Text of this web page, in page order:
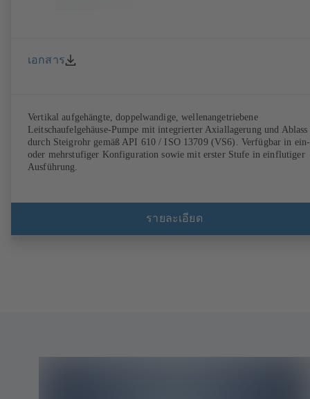
เอกสาร
Vertikal aufgehängte, doppelwandige, wellenangetriebene
Leitschaufelgehäuse-Pumpe mit integrierter Axiallagerung und Ablass
durch Steigrohr gemäß API 610 / ISO 13709 (VS6). Verfügbar in ein-
oder mehrstufiger Konfiguration sowie mit erster Stufe in einflutiger
Ausführung.
รายละเอียด